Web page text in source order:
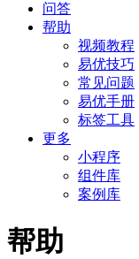
问答
帮助
视频教程
易优技巧
常见问题
易优手册
标签工具
更多
小程序
组件库
案例库
帮助